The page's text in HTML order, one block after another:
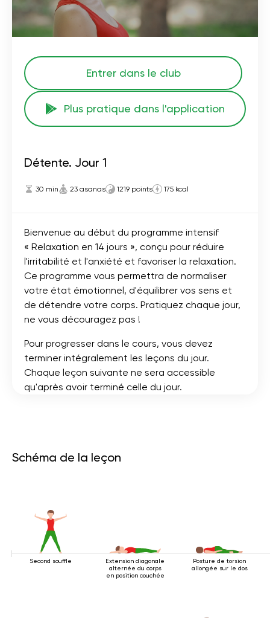
Entrer dans le club
Plus pratique dans l'application
Détente. Jour 1
30 min 23 asanas 1219 points 175 kcal
Bienvenue au début du programme intensif
« Relaxation en 14 jours », conçu pour réduire
l'irritabilité et l'anxiété et favoriser la relaxation.
Ce programme vous permettra de normaliser
votre état émotionnel, d'équilibrer vos sens et
de détendre votre corps. Pratiquez chaque jour,
ne vous découragez pas !
Pour progresser dans le cours, vous devez
terminer intégralement les leçons du jour.
Chaque leçon suivante ne sera accessible
qu'après avoir terminé celle du jour.
Schéma de la leçon
Second souffle
Extension diagonale
alternée du corps
en position couchée
Posture de torsion
allongée sur le dos